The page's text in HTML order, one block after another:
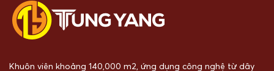
Khuôn viên khoảng 140,000 m2, ứng dụng công nghệ từ dây